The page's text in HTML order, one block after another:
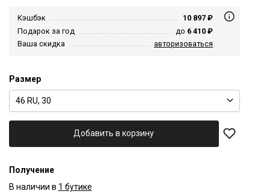
Кэшбэк
10 897 ₽
Подарок за год
до 6 410 ₽
Ваша скидка
авторизоваться
Размер
46 RU, 30
Добавить в корзину
Получение
В наличии в 1 бутике